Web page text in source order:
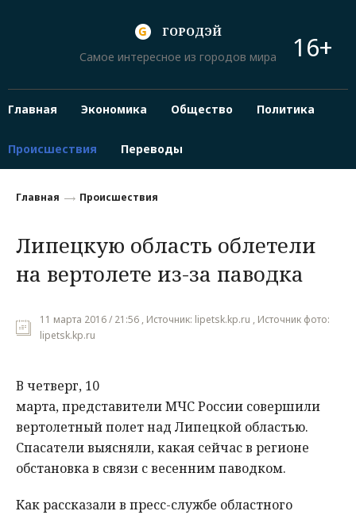
ГОРОДЭЙ
Самое интересное из городов мира
16+
Главная Экономика Общество Политика
Происшествия Переводы
Главная Происшествия
Липецкую область облетели
на вертолете из-за паводка
11 марта 2016 / 21:56 , Источник: lipetsk.kp.ru , Источник фото:
lipetsk.kp.ru
В четверг, 10
марта, представители МЧС России совершили
вертолетный полет над Липецкой областью.
Спасатели выясняли, какая сейчас в регионе
обстановка в связи с весенним паводком.
Как рассказали в пресс-службе областного